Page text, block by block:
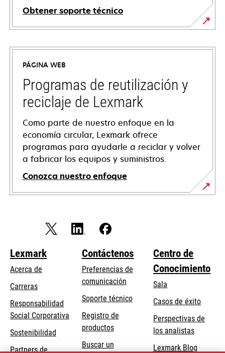
Obtener soporte técnico
se
abre
una
pestaña
nueva
PÁGINA WEB
Programas de reutilización y
reciclaje de Lexmark
Como parte de nuestro enfoque en la
economía circular, Lexmark ofrece
programas para ayudarle a reciclar y volver
a fabricar los equipos y suministros.
Conozca nuestro enfoque
Lexmark
Acerca de
Carreras
Responsabilidad
Social Corporativa
abre
Sostenibilidad
Partners de
Contáctenos
Preferencias de
comunicación
Soporte técnicose
pestaña
Registro de
productos
Buscar un
Centro de
Conocimiento
Sala
Casos de éxito
Perspectivas de
los analistas
Lexmark Blog